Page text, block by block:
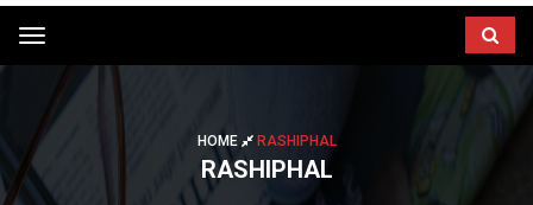
Toggle
navigation
HOME RASHIPHAL
RASHIPHAL